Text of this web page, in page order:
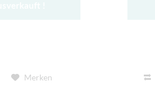
Merken